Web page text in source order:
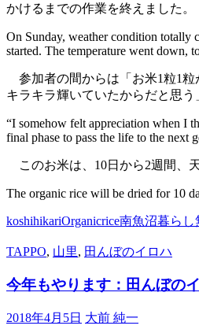
かけるまでの作業を終えました。
On Sunday, weather condition totally
started. The temperature went down,
参加者の間からは「お米1粒1粒
キラキラ輝いていたからだと思
“I somehow felt appreciation when I
final phase to pass the life to the next
このお米は、10日から2週間、
The organic rice will be dried for 10
koshihikariOrganicrice南魚沼暮らし
TAPPO, 山里, 田んぼのイロハ
今年もやります：田んぼの
2018年4月5日 大前 純一